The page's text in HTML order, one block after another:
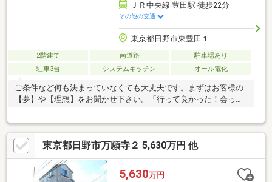
ＪＲ中央線 豊田駅 徒歩22分
その他の交通
東京都日野市東豊田１
2階建て 南道路
駐車場あり
駐車3台
システムキッチン オール電化
ご条件など何も決まっていなくても大丈夫です。まずはお客様の
【夢】や【理想】をお聞かせ下さい。「行って良かった！会って
同【夢に！人に！住まいに本気です！！】【資料請求】又は【見
学予約】ボタンをクリック又は東宝ハウス武蔵野【フリーダイヤ
ル：0120-60-4512】までお気軽にご連絡下さいませ
東京都日野市万願寺２ 5,630万円 他
5,630万円